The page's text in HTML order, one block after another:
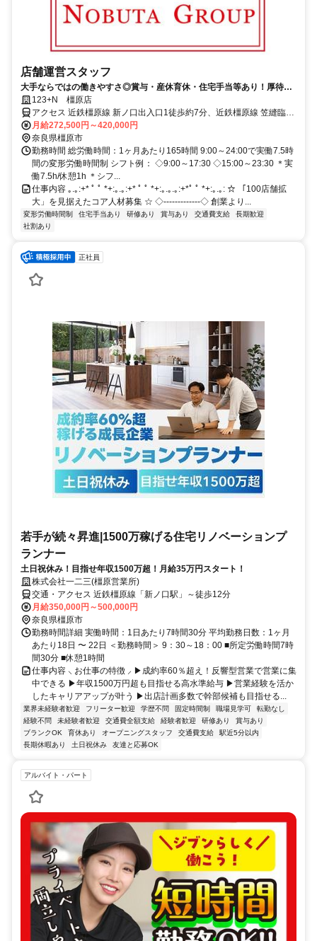
店舗運営スタッフ
大手ならではの働きやすさ◎賞与・産休育休・住宅手当等あり！厚待遇
でお待ちしています♪長堀橋徒歩8分♪
123+N 橿原店
アクセス 近鉄橿原線 新ノ口出入口1徒歩約7分、近鉄橿原線 笠縫臨時
改札口徒歩約22分、近鉄大阪線 大和八木北口徒歩約25分 新ノ口駅か
ら徒歩5分
月給272,500円～420,000円
奈良県橿原市
勤務時間 総労働時間：1ヶ月あたり165時間 9:00～24:00で実働7.5時
間の変形労働時間制 シフト例： ◇9:00～17:30 ◇15:00～23:30 ＊実
働7.5h/休憩1h ＊シフ...
仕事内容 ｡.｡:+* ﾟ ﾟ *+:｡.｡:+* ﾟ ﾟ *+:｡.｡.｡:+*ﾟ ﾟ *+:｡.｡: ☆ 「100店舗拡
大」を見据えたコア人材募集 ☆ ◇‐‐‐‐‐‐‐‐‐‐‐‐‐◇ 創業より...
変形労働時間制 住宅手当あり 研修あり 賞与あり 交通費支給
長期歓迎
社割あり
正社員
若手が続々昇進|1500万稼げる住宅リノベーションプ
ランナー
土日祝休み！目指せ年収1500万超！月給35万円スタート！
株式会社一二三(橿原営業所)
交通・アクセス 近鉄橿原線「新ノ口駅」～徒歩12分
月給350,000円～500,000円
奈良県橿原市
勤務時間詳細 実働時間：1日あたり7時間30分 平均勤務日数：1ヶ月
あたり18日 〜 22日 ＜勤務時間＞ 9：30～18：00 ■所定労働時間7時
間30分 ■休憩1時間
仕事内容 ⸜ お仕事の特徴 ⸝ ▶成約率60％超え！反響型営業で営業に集
中できる ▶年収1500万円超も目指せる高水準給与 ▶営業経験を活か
したキャリアアップが叶う ▶出店計画多数で幹部候補も目指せる...
業界未経験者歓迎 フリーター歓迎 学歴不問 固定時間制 職場見学可
転勤なし
経験不問
未経験者歓迎 交通費全額支給 経験者歓迎 研修あり
賞与あり
ブランクOK
育休あり オープニングスタッフ 交通費支給
駅近5分以内
長期休暇あり
土日祝休み 友達と応募OK
アルバイト・パート